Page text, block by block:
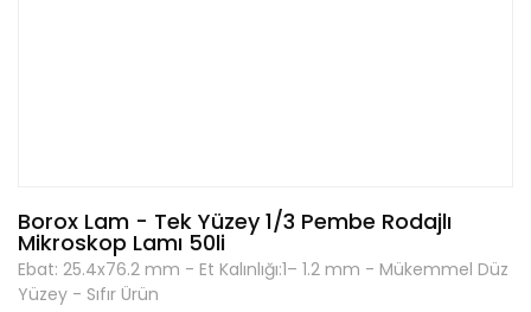
Borox Lam - Tek Yüzey 1/3 Pembe Rodajlı
Mikroskop Lamı 50li
Ebat: 25.4x76.2 mm - Et Kalınlığı:1– 1.2 mm - Mükemmel Düz
Yüzey - Sıfır Ürün